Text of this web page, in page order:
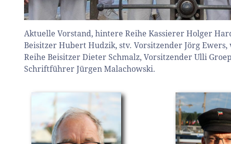
Aktuelle Vorstand, hintere Reihe Kassierer Holger
Beisitzer Hubert Hudzik, stv. Vorsitzender Jörg Ewers,
Reihe Beisitzer Dieter Schmalz, Vorsitzender Ulli
Schriftführer Jürgen Malachowski.